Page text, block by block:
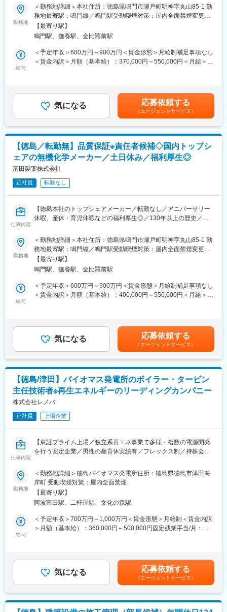
変更の範囲：会社の定める業務
注文住宅アドバイザーをお任せします。住まいづくりを検討する
お客様のニーズを伺い、ご希望に沿った住宅をゼロから企画・提
案します。
＜業務詳細＞
展示場にお越しいただいたお客様の反響型営業をお任せします。
・モデルハウスのご案内
■明確な評価基準と給与
・固定給に加え、賞与年2回＋報奨金が給与となります。
年収1000万円 ～2000万円の方も多数！入社後年収400～500万円
・受注棟数に応じて主任・係長・課長・所長と昇格する明確な評
価基準
■業務の魅力
・提案しやすい商品
商品プランをあえて絞っているため、ハイグレードな注文住宅を
販売できる価格力が大きな強みです。
・設計～引き渡しまで一連で担当
他メーカーでは営業・設計・積算等を分業して担当しています
が、当社では引き渡しまで一貫して営業が携わります。
変更の範囲：無
■業務内容：
化学用品や食品添加物などの各種原料分析に関わる検査業務をご
担当頂きます。具体的な業務は下記となります。
・秤量、溶解、滴定等の化学分析業務
・各種試験計画の立案、実施、記録
・製造工程に関わる品質管理関連業務
■当社の特徴：
◇国内初の苦汁（海水成分）を原料とした塩基性炭酸マグネシウ
◇今後は当社の強みでもある無機塩類／有機酸塩類の研究開発を
強化し、医薬品、食品、工業薬品分野の一層のファイン化を追求
していきたいと考えています。
◇｢社是｣「信条」「企業使命感」の実現に全社員が一丸となり、
顧客の要望にスピーディーに対応し、満足感を提供する製品・サ
ービスを最優先に考え貢献し続けます。
■教育・研修制度：
社員一人ひとりが自身の能力、個性を100％活かせるよう、社員
の成長度合に応じて、様々な教育プログラム・研修制度を設け、
変更の範囲：本文参照
勤務地
＜勤務地詳細＞本社住所：徳島県鳴門市瀬戸町明神字丸山85-1 勤
務地最寄駅：鳴門線／鳴門駅受動喫煙対策：屋内全面禁煙変更の
範囲：会社の定める事業所
【最寄り駅】
鳴門駅、撫養駅、金比羅前駅
給与
＜予定年収＞600万円～900万円＜賃金形態＞月給制補足事項なし
＜賃金内訳＞月額（基本給）：370,000円～550,000円＜月給＞
であり、選考を通じて上下する可能性があります。月給(月額)は固
定手当を含めた表記です。
気になる 応募依頼する
（エージェントサービス）
【徳島／転勤無】品質保証※責任者候補◇国内トップシ
ェアの無機化学メーカー／土日休み／福利厚生◎
富田製薬株式会社
正社員 転勤なし
仕事内容
【徳島本社のトップシェアメーカー／転勤なし／アニバーサリー
休暇、産休・育児休暇などの福利厚生◎／130年以上の歴史／年
■業務内容：
当社の品質保証部にて、通常の品質に関する管理業務に加え、製
造製品を外部へ持ち出す為の最終チェックまでを担います。
・GMP、GQP、QMS、FSSCの適正な運用（文書の制定及び改
訂）
・製販業者との連携（査察対応など）
をさらに高めていくことが需要なテーマとなってきています。
品質保証部10名のメンバー達と共に、リーダーシップを発揮し品
質保証部門体制の強化を図って頂くことが期待されます。
◇国内初の苦汁（海水成分）を原料とした塩基性炭酸マグネシウ
ムの合成に成功。
◇無機化学工業のパイオニアとして素材の研究、技術の確立を推
し進め、医薬品分野を中心に歩んできました。
◇今後は当社の強みでもある無機塩類／有機酸塩類の研究開発を
強化し、医薬品、食品、工業薬品分野の一層のファイン化を追求
していきたいと考えています。
◇｢社是｣「信条」「企業使命感」の実現に全社員が一丸となり、
顧客の要望にスピーディーに対応し、満足感を提供する製品・サ
ービスを最優先に考え貢献し続けます。
■教育・研修制度：
社員一人ひとりが自身の能力、個性を100％活かせるよう、社員
の成長度合に応じて、様々な教育プログラム・研修制度を設け、
それぞれのキャリアアップを支援しています。
変更の範囲：会社の定める業務
勤務地
＜勤務地詳細＞本社住所：徳島県鳴門市瀬戸町明神字丸山85-1 勤
務地最寄駅：鳴門線／鳴門駅受動喫煙対策：屋内全面禁煙変更の
範囲：会社の定める事業所
【最寄り駅】
鳴門駅、撫養駅、金比羅前駅
給与
＜予定年収＞600万円～900万円＜賃金形態＞月給制補足事項なし
＜賃金内訳＞月額（基本給）：400,000円～550,000円＜月給＞
くまでも目安の金額であり、選考を通じて上下する可能性があり
ます。月給(月額)は固定手当を含めた表記です。
気になる 応募依頼する
（エージェントサービス）
【徳島/津田】バイオマス発電所のボイラー・タービン
主任技術者※再生エネルギーのリーディングカンパニー
株式会社レノバ
正社員 上場企業
仕事内容
【東証プライム上場／独立系再エネ事業で多様・複数の電源開発
を行う安定企業／男性の産育休実績有／フレックス制／持株会制
■業務内容：
2023年12月に稼働開始となった「徳島津田バイオマス」にてボイ
ラー・タービン主任技術者をお任せ致します。
■業務詳細：
・ボイラー・タービン主任技術者（選任を前提）として、発電所
本発電所は運転保守業務を専門業者へ委託し運営するため、その
専門業者に対する電気事業法上の保安監督等が業務の中心となり
今注目を集めている再生可能エネルギーの活用を通じた社会的意
勤務地
＜勤務地詳細＞徳島バイオマス発電所住所：徳島県徳島市津田海
岸町 受動喫煙対策：屋内全面禁煙
【最寄り駅】
阿波富田駅、二軒屋駅、文化の森駅
給与
＜予定年収＞700万円～1,000万円＜賃金形態＞月給制＜賃金内訳
＞月額（基本給）：360,000円～500,000円固定残業手当/月：
提示年収については面接判断での経験・能力により決定されま
す。（応相談）■昇給：年1回(4月)■賞与：年2回(6月・12月)賃金
はあくまでも目安の金額であり、選考を通じて上下する可能性が
あります。月給(月額)は固定手当を含めた表記です。
気になる 応募依頼する
（エージェントサービス）